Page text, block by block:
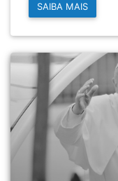
SAIBA MAIS